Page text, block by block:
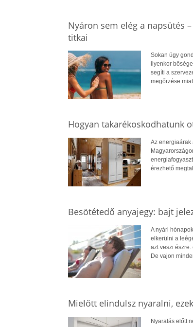
Nyáron sem elég a napsütés
titkai
Sokan úgy
ilyenkor
segíti a
megőrzése
Hogyan takarékoskodhatunk
Az energiaárak
érezhető
Besötétedő anyajegy: bajt
A nyári
elkerülni a
azt veszi
De vajon
Mielőtt elindulsz nyaralni,
Nyaralás előtt